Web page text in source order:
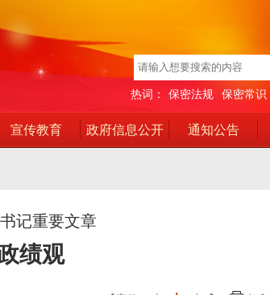
热词： 保密法规 保密常识
宣传教育 政府信息公开 通知公告
记重要文章
绩观